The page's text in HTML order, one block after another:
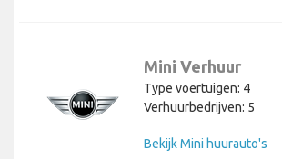
Mini Verhuur
Type voertuigen: 4
Verhuurbedrijven: 5
Bekijk Mini huurauto's